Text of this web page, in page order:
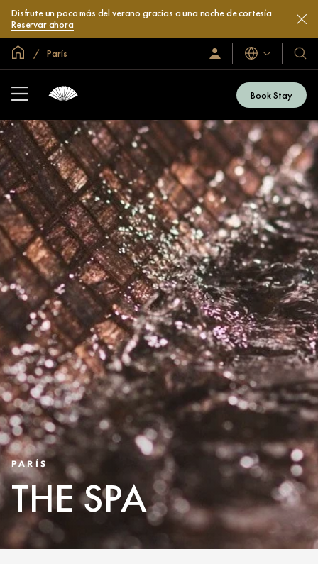
Disfrute un poco más del verano gracias a una noche de cortesía.
Reservar ahora
Inicio París
Iniciar
sesión
Idiomas
Book Stay
PARÍS
THE SPA